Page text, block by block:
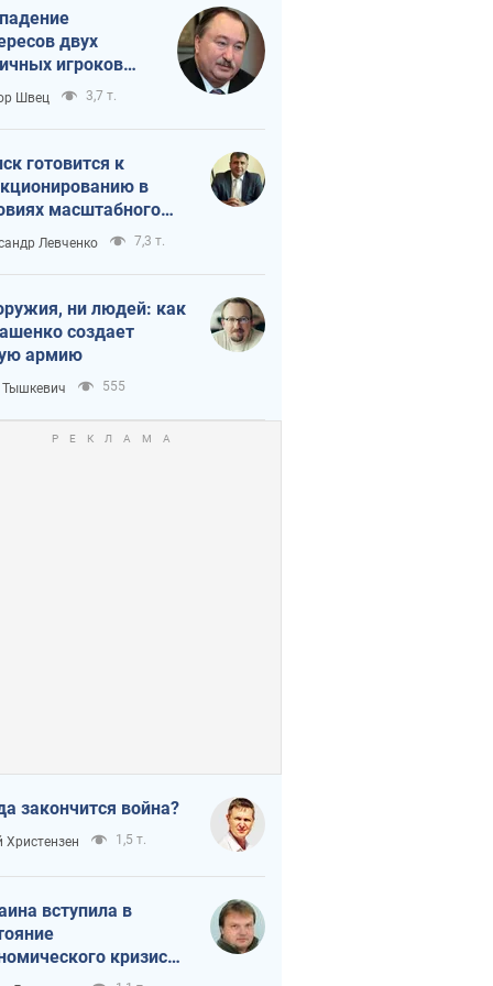
двух
игроков
тайный план
и Путина?
Швец 3,7 т.
готовится к
в
масштабного
кризиса
Левченко 7,3 т.
ни людей: как
создает
армию
Тышкевич 555
закончится война?
Христензен 1,5 т.
вступила в
кризиса.
ли свет в конце